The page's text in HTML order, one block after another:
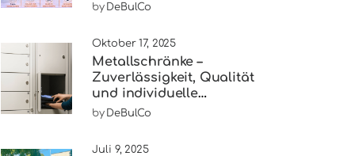
by DeBulCo
Oktober 17, 2025
Metallschränke –
Zuverlässigkeit, Qualität
und individuelle
Lösungen
by DeBulCo
Juli 9, 2025